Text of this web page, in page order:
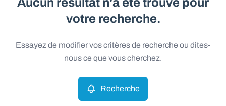
votre recherche.
Essayez de modifier vos critères de recherche ou dites-
nous ce que vous cherchez.
Recherche